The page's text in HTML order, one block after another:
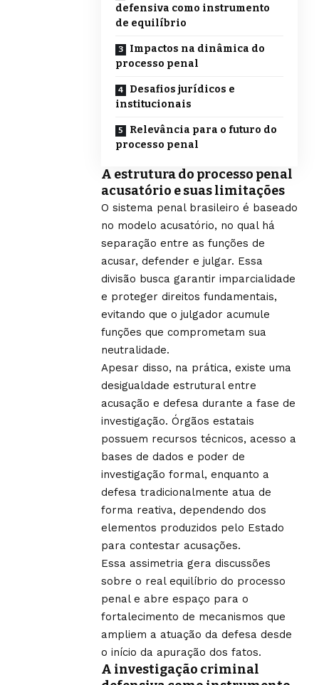
defensiva como instrumento
de equilíbrio
Impactos na dinâmica do
processo penal
Desafios jurídicos e
institucionais
Relevância para o futuro do
processo penal
A estrutura do processo penal
acusatório e suas limitações
O sistema penal brasileiro é baseado
no modelo acusatório, no qual há
separação entre as funções de
acusar, defender e julgar. Essa
divisão busca garantir imparcialidade
e proteger direitos fundamentais,
evitando que o julgador acumule
funções que comprometam sua
neutralidade.
Apesar disso, na prática, existe uma
desigualdade estrutural entre
acusação e defesa durante a fase de
investigação. Órgãos estatais
possuem recursos técnicos, acesso a
bases de dados e poder de
investigação formal, enquanto a
defesa tradicionalmente atua de
forma reativa, dependendo dos
elementos produzidos pelo Estado
para contestar acusações.
Essa assimetria gera discussões
sobre o real equilíbrio do processo
penal e abre espaço para o
fortalecimento de mecanismos que
ampliem a atuação da defesa desde
o início da apuração dos fatos.
A investigação criminal